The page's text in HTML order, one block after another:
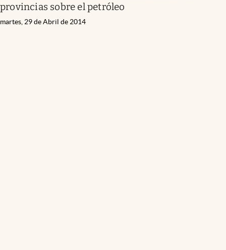
provincias sobre el petróleo
martes, 29 de Abril de 2014